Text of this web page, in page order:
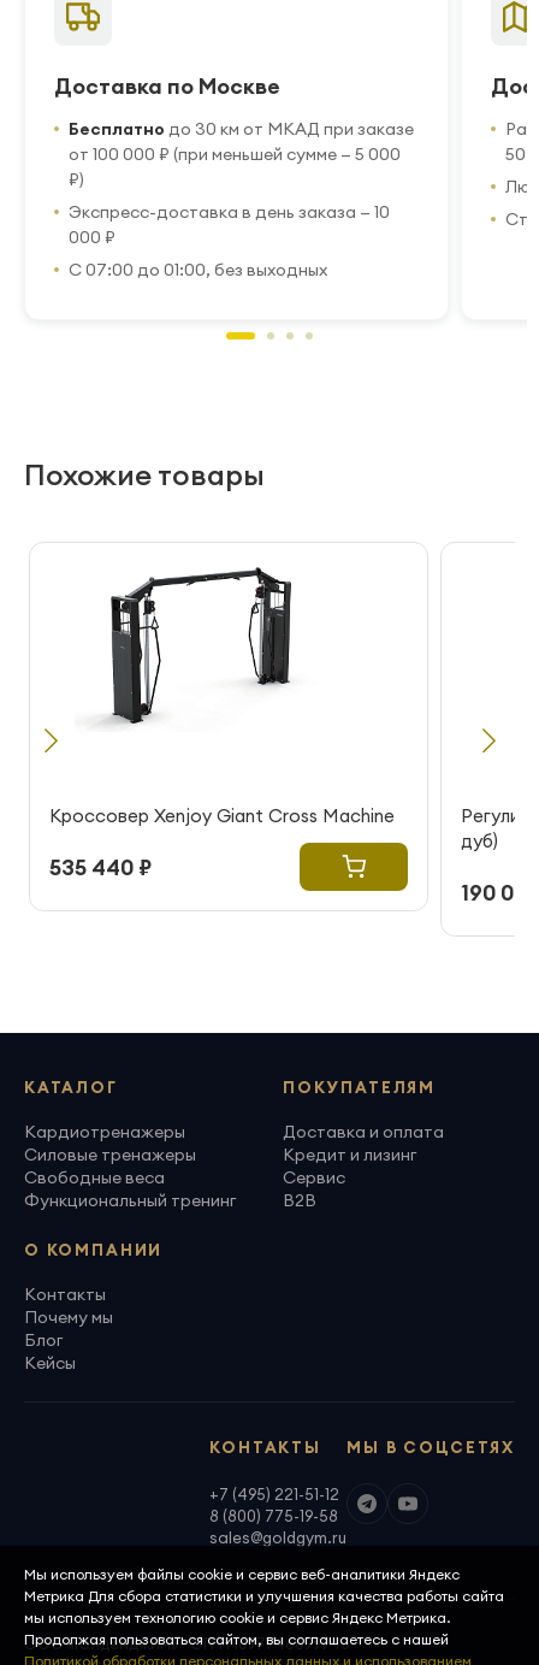
Доставка по Москве
Бесплатно до 30 км от МКАД при заказе
от 100 000 ₽ (при меньшей сумме — 5 000
₽)
Экспресс-доставка в день заказа — 10
000 ₽
С 07:00 до 01:00, без выходных
50
Похожие товары
Кроссовер Xenjoy Giant Cross Machine
535 440 ₽
дуб)
190
КАТАЛОГ
Кардиотренажеры
Силовые тренажеры
Свободные веса
Функциональный тренинг
ПОКУПАТЕЛЯМ
Доставка и оплата
Кредит и лизинг
Сервис
B2B
О КОМПАНИИ
Контакты
Почему мы
Блог
Кейсы
МЫ В СОЦСЕТЯХ
КОНТАКТЫ
+7 (495) 221-51-12
8 (800) 775-19-58
sales@goldgym.ru
ООО «Голденджим» · ОГРН 1097746699940
Мы используем файлы cookie и сервис веб-аналитики Яндекс
Метрика Для сбора статистики и улучшения качества работы сайта
мы используем технологию cookie и сервис Яндекс Метрика.
Продолжая пользоваться сайтом, вы соглашаетесь с нашей
Политикой обработки персональных данных и использованием